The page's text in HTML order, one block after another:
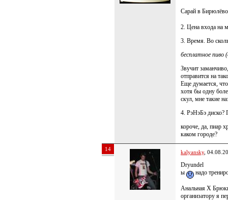
Сарай в
2. Цена входа на
3. Время. Во
бесплатное
Звучит
отправится на
Еще думается,
хотя бы одну
скул, мне такие
4. РэНэБэ диско?
короче, да, пиар
каком городе?
14 kalyansky,
Dryundel
ы
надо
Анальная X
организатору я